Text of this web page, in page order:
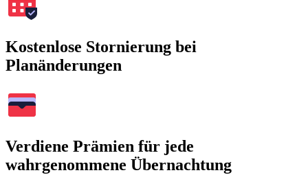
Kostenlose Stornierung bei
Planänderungen
Verdiene Prämien für jede
wahrgenommene Übernachtung